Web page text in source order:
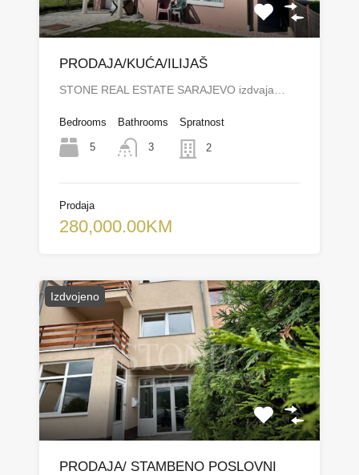
PRODAJA/KUĆA/ILIJAŠ
STONE REAL ESTATE SARAJEVO izdvaja…
Bedrooms
5
Bathrooms
3
Spratnost
2
Prodaja
280,000.00KM
Izdvojeno
PRODAJA/ STAMBENO POSLOVNI